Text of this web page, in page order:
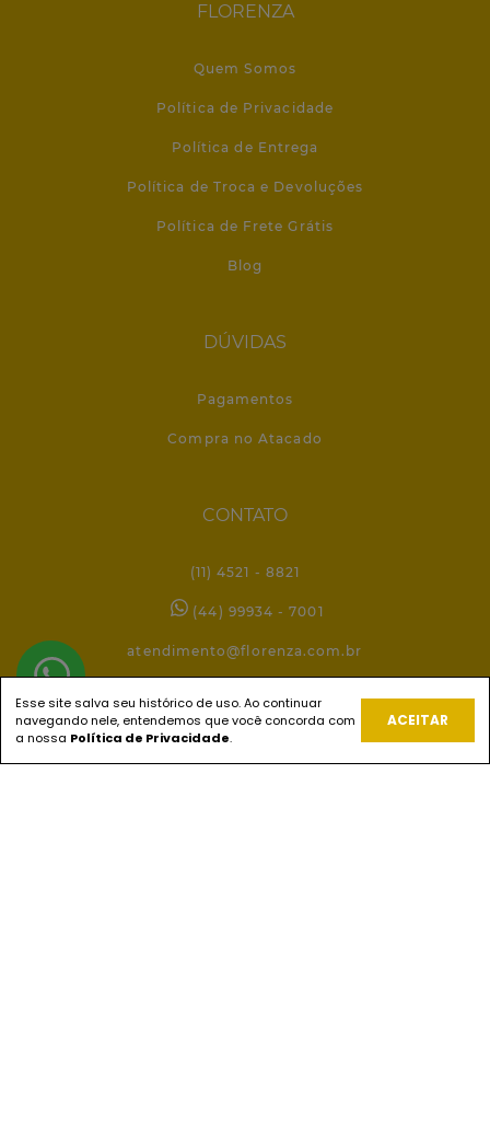
FLORENZA
Quem Somos
Política de Privacidade
Política de Entrega
Política de Troca e Devoluções
Política de Frete Grátis
Blog
DÚVIDAS
Pagamentos
Compra no Atacado
CONTATO
(11) 4521 - 8821
(44) 99934 - 7001
atendimento@florenza.com.br
REDES SOCIAIS
Esse site salva seu histórico de uso. Ao continuar
navegando nele, entendemos que você concorda com
a nossa Política de Privacidade.
ACEITAR